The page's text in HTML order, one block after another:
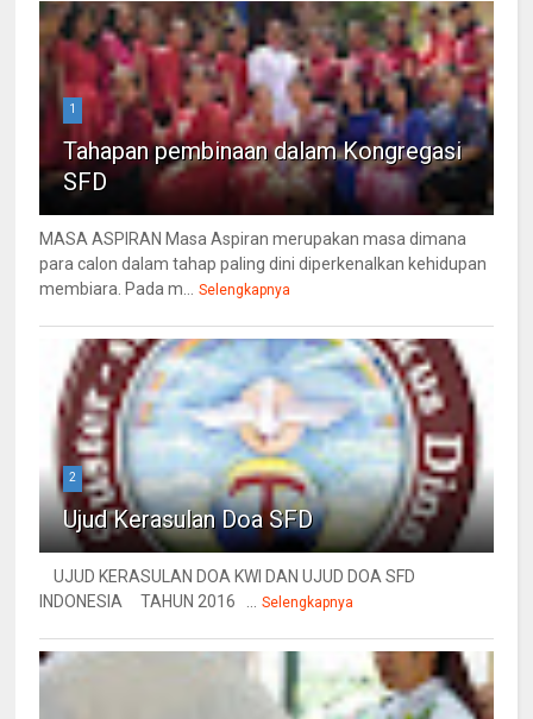
1
Tahapan pembinaan dalam Kongregasi
SFD
MASA ASPIRAN Masa Aspiran merupakan masa dimana
para calon dalam tahap paling dini diperkenalkan kehidupan
membiara. Pada m... Selengkapnya
2
Ujud Kerasulan Doa SFD
UJUD KERASULAN DOA KWI DAN UJUD DOA SFD
INDONESIA TAHUN 2016 ... Selengkapnya